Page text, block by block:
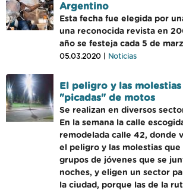
Argentino
Esta fecha fue elegida por
una reconocida revista en
año se festeja cada 5 de
05.03.2020 | Noticias
El peligro y las molestias
"picadas" de motos
Se realizan en diversos
En la semana la calle
remodelada calle 42, donde
el peligro y las molestias que
grupos de jóvenes que se
noches, y eligen un sector
la ciudad, porque las de la